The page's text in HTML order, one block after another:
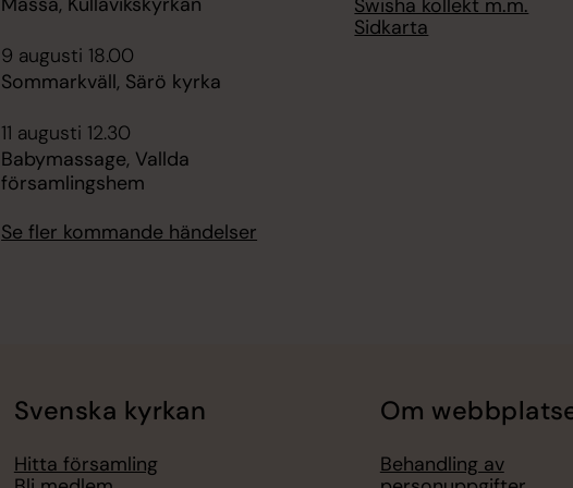
9 augusti 18.00
Sommarkväll, Särö kyrka
11 augusti 12.30
Babymassage, Vallda
församlingshem
Se fler kommande händelser
Swisha kollekt m.m.
Sidkarta
Svenska kyrkan
Hitta församling
Om
Behandling av